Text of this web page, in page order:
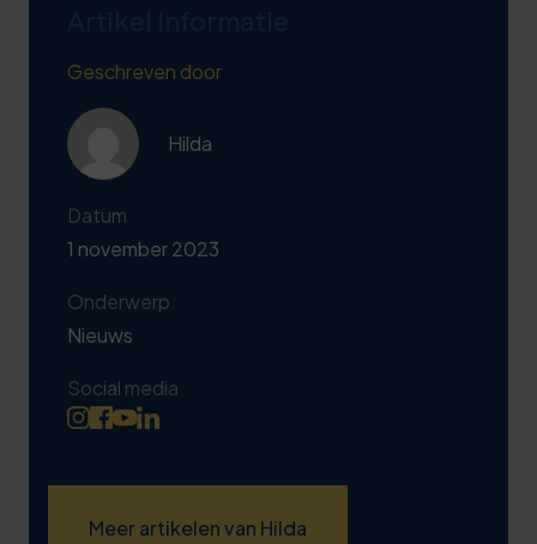
Geschreven door
Hilda
Datum
1 november 2023
Onderwerp
Nieuws
Social media
Meer artikelen van Hilda